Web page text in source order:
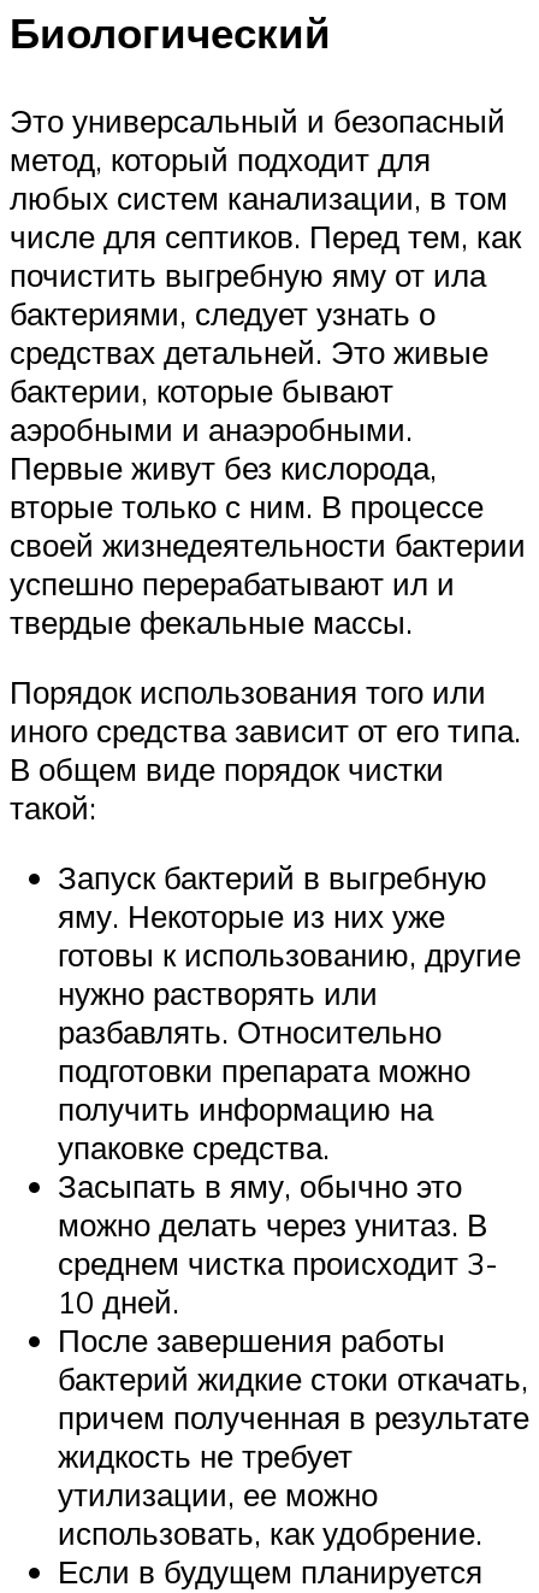
Биологический
Это универсальный и безопасный
метод, который подходит для
любых систем канализации, в том
числе для септиков. Перед тем, как
почистить выгребную яму от ила
бактериями, следует узнать о
средствах детальней. Это живые
бактерии, которые бывают
аэробными и анаэробными.
Первые живут без кислорода,
вторые только с ним. В процессе
своей жизнедеятельности бактерии
успешно перерабатывают ил и
твердые фекальные массы.
Порядок использования того или
иного средства зависит от его типа.
В общем виде порядок чистки
такой:
Запуск бактерий в выгребную
яму. Некоторые из них уже
готовы к использованию, другие
нужно растворять или
разбавлять. Относительно
подготовки препарата можно
получить информацию на
упаковке средства.
Засыпать в яму, обычно это
можно делать через унитаз. В
среднем чистка происходит 3-
10 дней.
После завершения работы
бактерий жидкие стоки откачать,
причем полученная в результате
жидкость не требует
утилизации, ее можно
использовать, как удобрение.
Если в будущем планируется